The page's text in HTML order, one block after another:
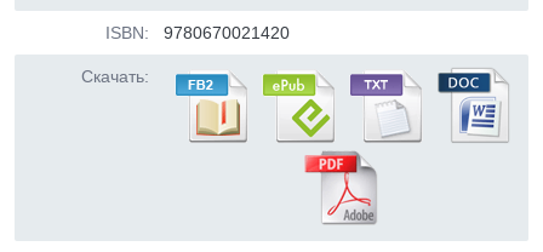
ISBN: 9780670021420
Скачать: